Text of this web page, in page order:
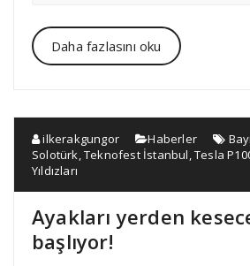
Daha fazlasını oku
ilkerakgungor Haberler
Solotürk,Teknofest İstanbul,Tesla
Yıldızları
Ayakları yerden
başlıyor!